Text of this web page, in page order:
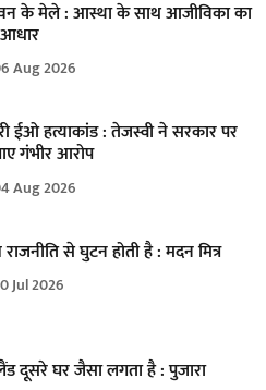
के मेले : आस्था के साथ आजीविका का
Aug 2026
ईओ हत्याकांड : तेजस्वी ने सरकार पर
गंभीर आरोप
Aug 2026
से घुटन होती है : मदन मित्र
Jul 2026
दूसरे घर जैसा लगता है : पुजारा